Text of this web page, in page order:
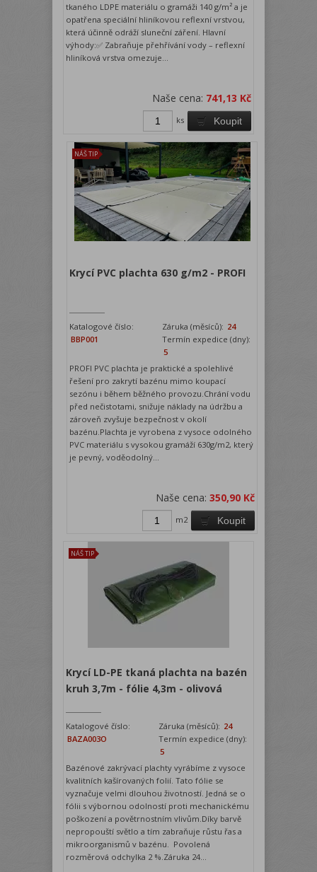
tkaného LDPE materiálu o gramáži 140 g/m² a je
opatřena speciální hliníkovou reflexní vrstvou,
která účinně odráží sluneční záření. Hlavní
výhody:✅ Zabraňuje přehřívání vody – reflexní
hliníková vrstva omezuje...
Naše cena: 741,13 Kč
Koupit
ks
NÁŠ TIP
Krycí PVC plachta 630 g/m2 - PROFI
Katalogové číslo:
BBP001
Záruka (měsíců): 24
Termín expedice (dny):
5
PROFI PVC plachta je praktické a spolehlivé
řešení pro zakrytí bazénu mimo koupací
sezónu i během běžného provozu.Chrání vodu
před nečistotami, snižuje náklady na údržbu a
zároveň zvyšuje bezpečnost v okolí
bazénu.Plachta je vyrobena z vysoce odolného
PVC materiálu s vysokou gramáží 630g/m2, který
je pevný, voděodolný...
Naše cena:350,90 Kč
Koupit
m2
NÁŠ TIP
Krycí LD-PE tkaná plachta na bazén
kruh 3,7m - fólie 4,3m - olivová
Katalogové číslo:
BAZA003O
Záruka (měsíců): 24
Termín expedice (dny):
5
Bazénové zakrývací plachty vyrábíme z vysoce
kvalitních kašírovaných folií. Tato fólie se
vyznačuje velmi dlouhou životností. Jedná se o
fólii s výbornou odolností proti mechanickému
poškození a povětrnostním vlivům.Díky barvě
nepropouští světlo a tím zabraňuje růstu řas a
mikroorganismů v bazénu. Povolená
rozměrová odchylka 2 %.Záruka 24...